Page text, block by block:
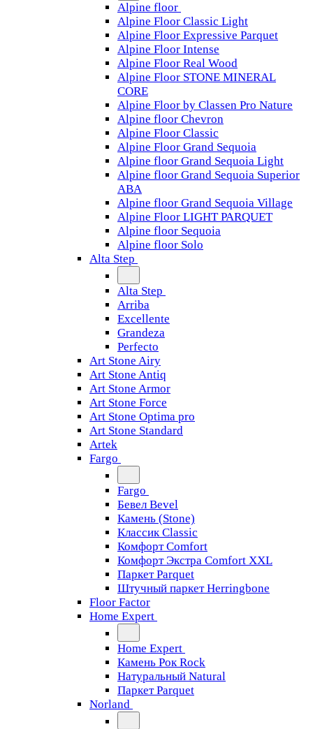
Alpine floor
Alpine Floor Classic Light
Alpine Floor Expressive Parquet
Alpine Floor Intense
Alpine Floor Real Wood
Alpine Floor STONE MINERAL
CORE
Alpine Floor by Classen Pro Nature
Alpine floor Chevron
Alpine Floor Classic
Alpine Floor Grand Sequoia
Alpine floor Grand Sequoia Light
Alpine floor Grand Sequoia Superior
ABA
Alpine floor Grand Sequoia Village
Alpine Floor LIGHT PARQUET
Alpine floor Sequoia
Alpine floor Solo
Alta Step
Alta Step
Arriba
Excellente
Grandeza
Perfecto
Art Stone Airy
Art Stone Antiq
Art Stone Armor
Art Stone Force
Art Stone Optima pro
Art Stone Standard
Artek
Fargo
Fargo
Бевел Bevel
Камень (Stone)
Классик Classic
Комфорт Comfort
Комфорт Экстра Comfort XXL
Паркет Parquet
Штучный паркет Herringbone
Floor Factor
Home Expert
Home Expert
Камень Рок Rock
Натуральный Natural
Паркет Parquet
Norland